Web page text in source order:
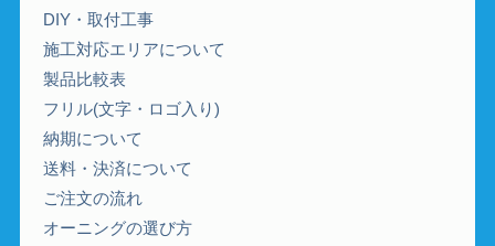
DIY・取付工事
施工対応エリアについて
製品比較表
フリル(文字・ロゴ入り)
納期について
送料・決済について
ご注文の流れ
オーニングの選び方